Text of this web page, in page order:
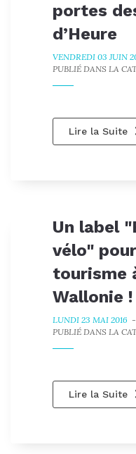
portes
d’Heure
VENDREDI 03 JUIN
PUBLIÉ DANS LA
Lire la Suite
Un label
vélo"
tourisme
Wallonie !
LUNDI 23 MAI 2016 -
PUBLIÉ DANS LA
Lire la Suite